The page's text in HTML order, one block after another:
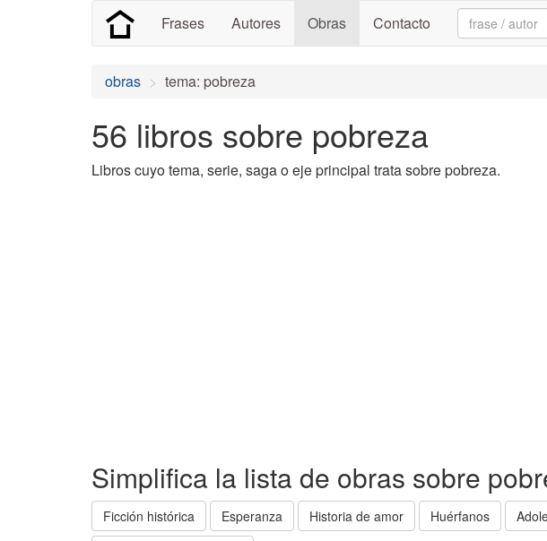
Frases Autores Obras Contacto Search:
obras tema: pobreza
56 libros sobre pobreza
Libros cuyo tema, serie, saga o eje principal trata sobre pobreza.
Simplifica la lista de obras sobre
Ficción histórica Esperanza Historia de amor Huérfanos